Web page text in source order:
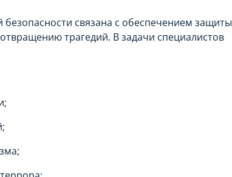
безопасности связана с обеспечением защиты
трагедий. В задачи специалистов